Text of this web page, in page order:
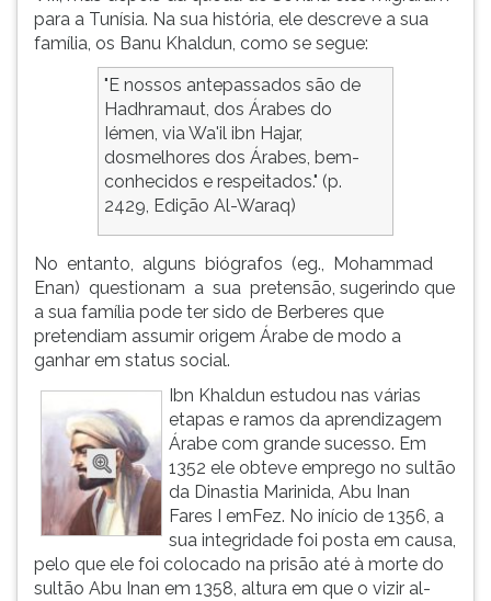
para
continuar
menu
principal
pressione
depois
Pressione
para
para a Tunísia. Na sua história, ele descreve a sua
família, os Banu Khaldun, como se segue:
"E nossos antepassados são de
Hadhramaut, dos Árabes do
Iémen, via Wa'il ibn Hajar,
dosmelhores dos Árabes, bem-
conhecidos e respeitados." (p.
2429, Edição Al-Waraq)
No entanto, alguns biógrafos (eg., Mohammad
Enan) questionam a sua pretensão, sugerindo que
a sua família pode ter sido de Berberes que
pretendiam assumir origem Árabe de modo a
ganhar em status social.
Ibn Khaldun estudou nas várias
etapas e ramos da aprendizagem
Árabe com grande sucesso. Em
1352 ele obteve emprego no sultão
da Dinastia Marinida, Abu Inan
Fares I emFez. No início de 1356, a
sua integridade foi posta em causa,
pelo que ele foi colocado na prisão até à morte do
sultão Abu Inan em 1358, altura em que o vizir al-